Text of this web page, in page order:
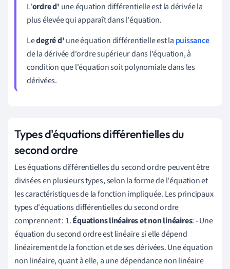
L'ordre d' une équation différentielle est la dérivée la
plus élevée qui apparaît dans l'équation.
Ledegré d'une équation différentielle est la puissance
de la dérivée d'ordre supérieur dans l'équation, à
condition que l'équation soit polynomiale dans les
dérivées.
Types d'équations différentielles du
second ordre
Les équations différentielles du second ordre peuvent être
divisées en plusieurs types, selon la forme de l'équation et
les caractéristiques de la fonction impliquée. Les principaux
types d'équations différentielles du second ordre
comprennent : 1.Équations linéaires et non linéaires: - Une
équation du second ordre est linéaire si elle dépend
linéairement de la fonction et de ses dérivées. Une équation
non linéaire, quant à elle, a une dépendance non linéaire